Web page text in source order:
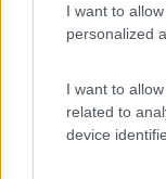
I want to
personalized
I want to
related to
device
Area di sosta
Parking